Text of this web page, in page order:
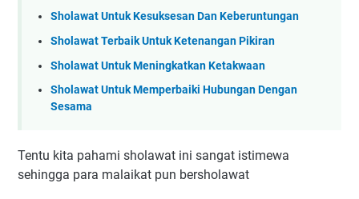
Sholawat Untuk Kesuksesan Dan Keberuntungan
Sholawat Terbaik Untuk Ketenangan Pikiran
Sholawat Untuk Meningkatkan Ketakwaan
Sholawat Untuk Memperbaiki Hubungan Dengan
Sesama
Tentu kita pahami sholawat ini sangat istimewa
sehingga para malaikat pun bersholawat